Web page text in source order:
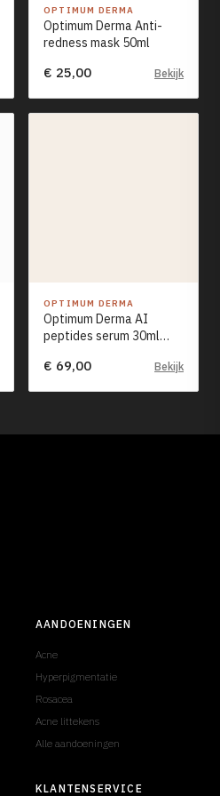
OPTIMUM DERMA
Optimum Derma Anti-
redness mask 50ml
€ 25,00 Bekijk
OPTIMUM DERMA
Optimum Derma AI
peptides serum 30ml
€ 69,00 Bekijk
AANDOENINGEN
Acne
Hyperpigmentatie
Rosacea
Acne littekens
Alle aandoeningen
KLANTENSERVICE